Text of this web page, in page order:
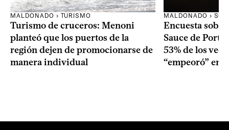
MALDONADO › TURISMO
Turismo de cruceros: Menoni
planteó que los puertos de la
región dejen de promocionarse de
manera individual
MALDONADO ›
Encuesta
Sauce de
53% de los
“empeoró” en